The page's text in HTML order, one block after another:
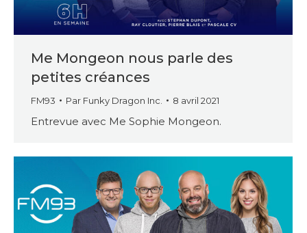
Me Mongeon nous parle des
petites créances
FM93 Par Funky Dragon Inc. 8 avril 2021
Entrevue avec Me Sophie Mongeon.